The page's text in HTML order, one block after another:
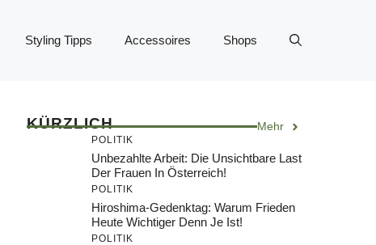
Styling Tipps Accessoires Shops
KÜRZLICH Mehr
POLITIK
Unbezahlte Arbeit: Die Unsichtbare Last
Der Frauen In Österreich!
POLITIK
Hiroshima-Gedenktag: Warum Frieden
Heute Wichtiger Denn Je Ist!
POLITIK